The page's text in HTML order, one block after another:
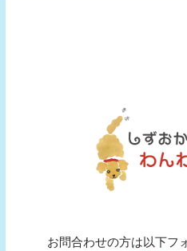
お問合わせの方は以下フ